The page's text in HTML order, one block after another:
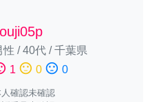
性 /40代/千葉県
1 sentiment_neutral 0 sentiment_dissatisfied 0
確認未確認